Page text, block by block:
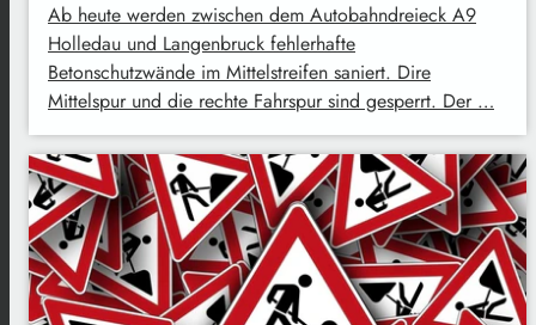
Ab heute werden zwischen dem Autobahndreieck A9
Holledau und Langenbruck fehlerhafte
Betonschutzwände im Mittelstreifen saniert. Dire
Mittelspur und die rechte Fahrspur sind gesperrt. Der …